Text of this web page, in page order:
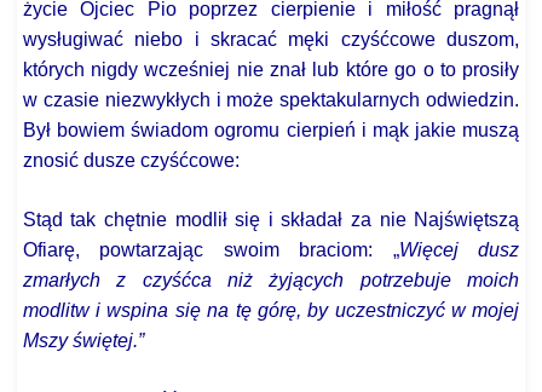
życie Ojciec Pio poprzez cierpienie i miłość pragnął
wysługiwać niebo i skracać męki czyśćcowe duszom,
których nigdy wcześniej nie znał lub które go o to prosiły
w czasie niezwykłych i może spektakularnych odwiedzin.
Był bowiem świadom ogromu cierpień i mąk jakie muszą
znosić dusze czyśćcowe:
Stąd tak chętnie modlił się i składał za nie Najświętszą
Ofiarę, powtarzając swoim braciom: „Więcej dusz
zmarłych z czyśćca niż żyjących potrzebuje moich
modlitw i wspina się na tę górę, by uczestniczyć w mojej
Mszy świętej.”